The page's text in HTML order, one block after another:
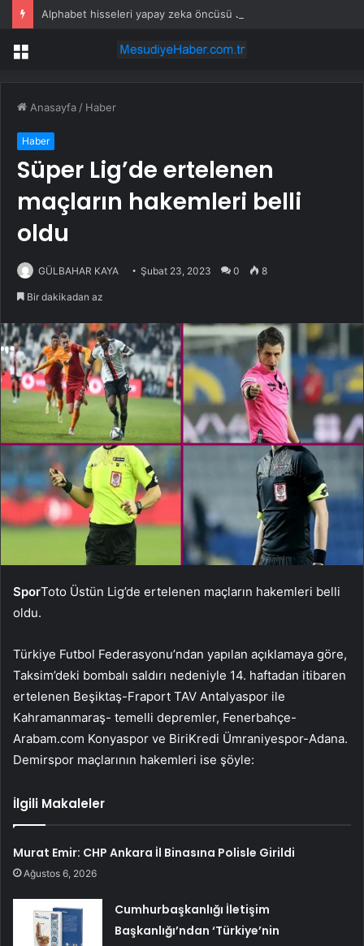
Menü
Anasayfa / Haber
Haber
Süper Lig’de ertelenen
maçların hakemleri belli
oldu
GÜLBAHAR KAYA Şubat 23, 2023 0 8
Bir dakikadan az
SporToto Üstün Lig’de ertelenen maçların hakemleri belli
oldu.
Türkiye Futbol Federasyonu’ndan yapılan açıklamaya göre,
Taksim’deki bombalı saldırı nedeniyle 14. haftadan itibaren
ertelenen Beşiktaş-Fraport TAV Antalyaspor ile
Kahramanmaraş- temelli depremler, Fenerbahçe-
Arabam.com Konyaspor ve BiriKredi Ümraniyespor-Adana.
Demirspor maçlarının hakemleri ise şöyle:
İlgili Makaleler
Murat Emir: CHP Ankara İl Binasına Polisle Girildi
Ağustos 6, 2026
Cumhurbaşkanlığı İletişim
Başkanlığı’ndan ‘Türkiye’nin